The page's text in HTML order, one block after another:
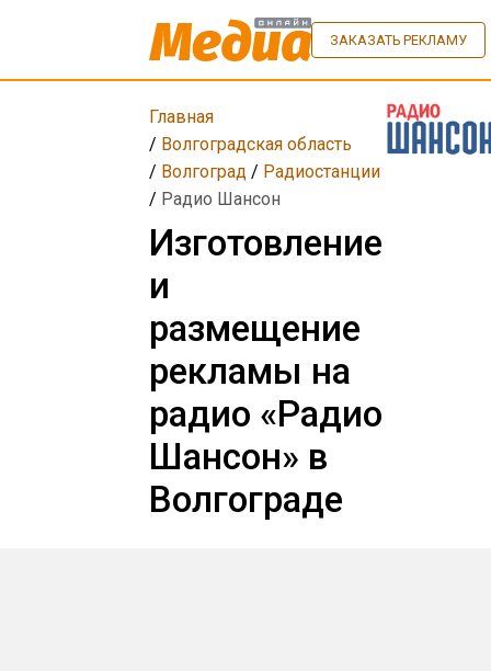
ЗАКАЗАТЬ РЕКЛАМУ
Главная
/ Волгоградская область
/ Волгоград / Радиостанции
/ Радио Шансон
Изготовление
и
размещение
рекламы на
радио «Радио
Шансон» в
Волгограде